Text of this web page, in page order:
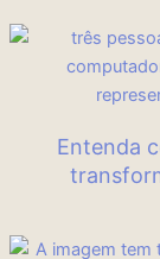
Entenda
Página
Página
Página
Página
Página